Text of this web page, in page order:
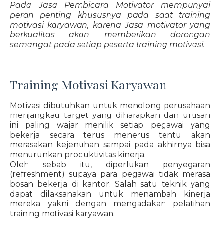
Pada Jasa Pembicara Motivator mempunyai
peran penting khususnya pada saat training
motivasi karyawan, karena Jasa motivator yang
berkualitas akan memberikan dorongan
semangat pada setiap peserta training motivasi.
Training Motivasi Karyawan
Motivasi dibutuhkan untuk menolong perusahaan
menjangkau target yang diharapkan dan urusan
ini paling wajar menilik setiap pegawai yang
bekerja secara terus menerus tentu akan
merasakan kejenuhan sampai pada akhirnya bisa
menurunkan produktivitas kinerja.
Oleh sebab itu, diperlukan penyegaran
(refreshment) supaya para pegawai tidak merasa
bosan bekerja di kantor. Salah satu teknik yang
dapat dilaksanakan untuk menambah kinerja
mereka yakni dengan mengadakan pelatihan
training motivasi karyawan.